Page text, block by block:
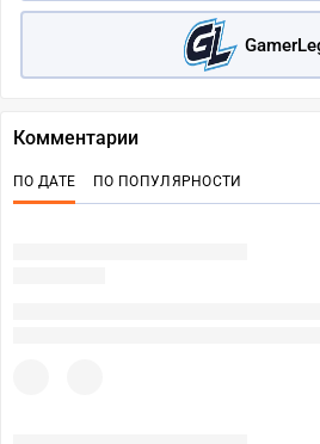
Комментарии
ПО ДАТЕ ПО ПОПУЛЯРНОСТИ